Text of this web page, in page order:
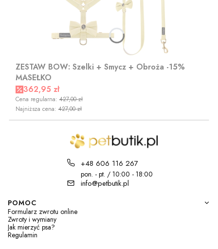
ZESTAW BOW: Szelki + Smycz + Obroża -15%
MASEŁKO
Cena promocyjna
362,95 zł
Cena regularna: 427,00 zł
Najniższa cena: 427,00 zł
+48 606 116 267
pon. - pt. / 10:00 - 18:00
info@petbutik.pl
Linki w stopce
POMOC
Formularz zwrotu online
Zwroty i wymiany
Jak mierzyć psa?
Regulamin